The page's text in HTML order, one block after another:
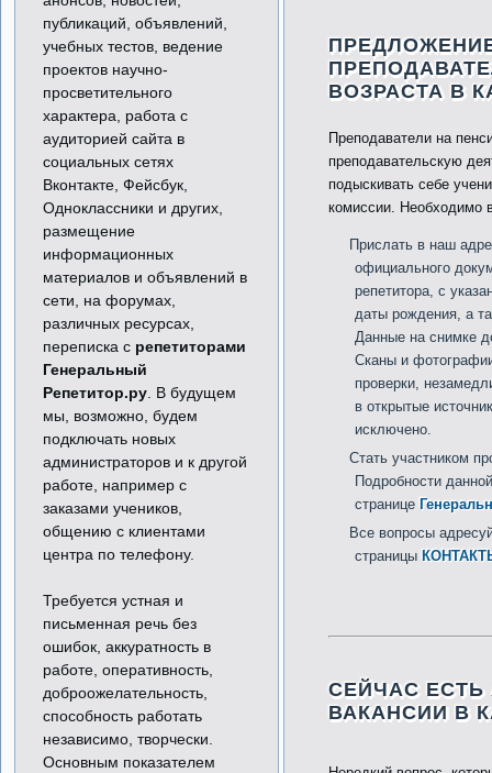
публикаций, объявлений,
учебных тестов, ведение
проектов научно-
просветительного
характера, работа с
аудиторией сайта в
социальных сетях
Вконтакте, Фейсбук,
Одноклассники и других,
размещение
информационных
материалов и объявлений в
сети, на форумах,
различных ресурсах,
переписка с репетиторами
Генеральный
Репетитор.ру . В будущем
мы, возможно, будем
подключать новых
администраторов и к другой
работе, например с
заказами учеников,
общению с клиентами
центра по телефону.
Требуется устная и
письменная речь без
ошибок, аккуратность в
работе, оперативность,
доброожелательность,
способность работать
независимо, творчески.
Основным показателем
ВОЗРАСТА В
Преподаватели на
преподавательскую
подыскивать себе
комиссии. Необходимо
Прислать в наш
официального
репетитора, с
даты рождения, а
Данные на снимке
Сканы и
проверки,
в открытые
исключено.
Стать участником
Подробности
странице
Все вопросы
страницы
СЕЙЧАС
ВАКАНСИИ В